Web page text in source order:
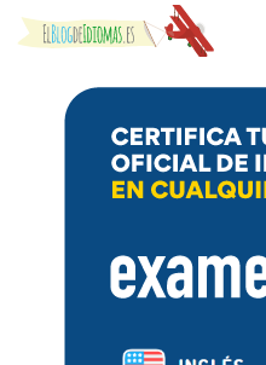
Skip to content